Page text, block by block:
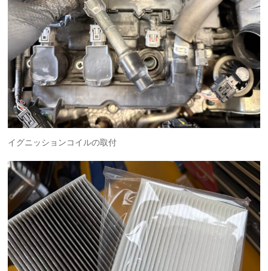
イグニッションコイルの取付